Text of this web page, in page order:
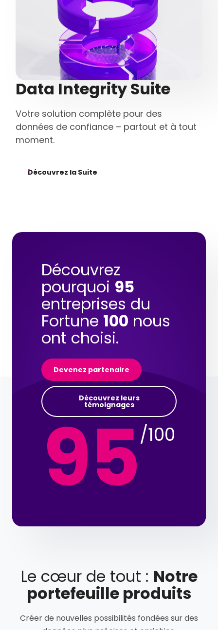
Data Integrity Suite
Votre solution complète pour des
données de confiance – partout et à tout
moment.
Découvrez la Suite
Découvrez
pourquoi 95
entreprises du
Fortune 100 nous
ont choisi.
Devenez partenaire
Découvrez leurs
témoignages
/100
95
Le cœur de tout : Notre
portefeuille produits
Créer de nouvelles possibilités fondées sur des